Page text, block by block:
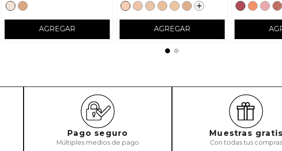
AGREGAR AGREGAR
Pago seguro
Múltiples medios de pago
Muestras gratis
Con todas tus compras